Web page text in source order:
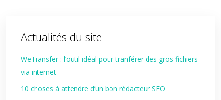
Actualités du site
WeTransfer : l’outil idéal pour tranférer des gros fichiers
via internet
10 choses à attendre d’un bon rédacteur SEO